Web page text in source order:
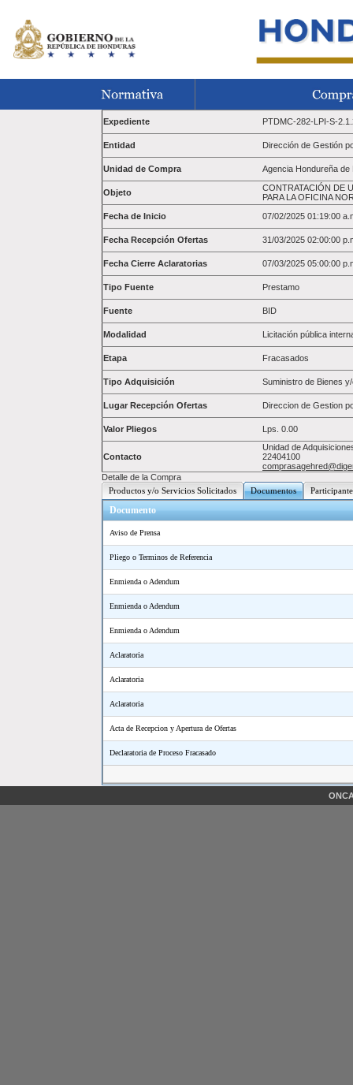
Expediente PTDMC-282-LPI-S-
Entidad Dirección de Gestión
Unidad de Compra Agencia Hondureña de
Objeto
CONTRATACIÓN DE
PARA LA OFICINA
Fecha de Inicio
07/02/2025 01:19:00
Fecha Recepción Ofertas 31/03/2025 02:00:00
Fecha Cierre Aclaratorias 07/03/2025 05:00:00
Tipo Fuente Prestamo
Fuente BID
Modalidad Licitación pública
Etapa Fracasados
Tipo Adquisición Suministro de Bienes
Lugar Recepción Ofertas Direccion de Gestion
Valor Pliegos Lps. 0.00
Contacto
Unidad de
22404100
Detalle de la Compra
Productos y/o Servicios Solicitados
Documentos
Documento
Aviso de Prensa
Pliego o Terminos de Referencia
Enmienda o Adendum
Enmienda o Adendum
Enmienda o Adendum
Aclaratoria
Aclaratoria
Aclaratoria
Acta de Recepcion y Apertura de Ofertas
Declaratoria de Proceso Fracasado